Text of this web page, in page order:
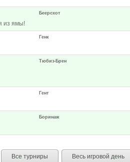
Беерсхот
из ямы!
Генк
Тюбиз-Брен
Гент
Боринаж
Все турниры Весь игровой день